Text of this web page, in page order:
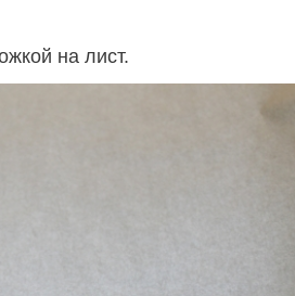
на лист.